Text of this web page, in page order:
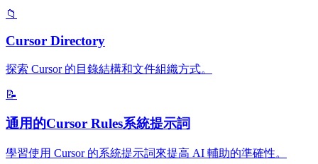
📁
Cursor Directory
探索 Cursor 的目錄結構和文件組織方式。
📝
通用的Cursor Rules系統提示詞
學習使用 Cursor 的系統提示詞來提高 AI 輔助的準確性。